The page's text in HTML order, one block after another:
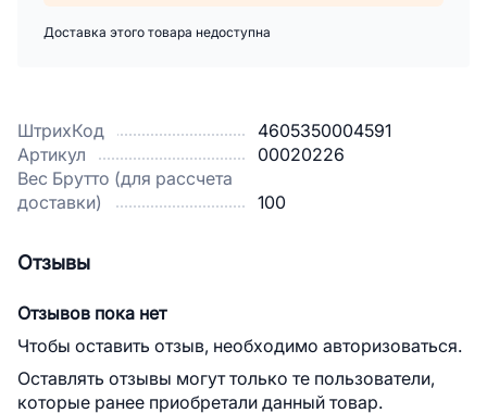
ШтрихКод
4605350004591
Артикул
00020226
Вес Брутто (для рассчета
доставки)
100
Доставка этого товара недоступна
Отзывы
Отзывов пока нет
Чтобы оставить отзыв, необходимо авторизоваться.
Оставлять отзывы могут только те пользователи,
которые ранее приобретали данный товар.